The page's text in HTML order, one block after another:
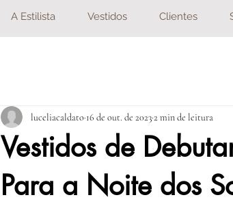
A Estilista Vestidos Clientes
Vestidos de
Para a Noite dos
luceliacaldato 16 de out. de 20232 min de leitura